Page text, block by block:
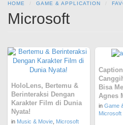
HOME GAME & APPLICATION
Microsoft
HoloLens, Bertemu &
Berinteraksi Dengan
Karakter Film di Dunia
Nyata!
in Music & Movie Microsoft
Bisa
Agnes
in Game
Microsoft